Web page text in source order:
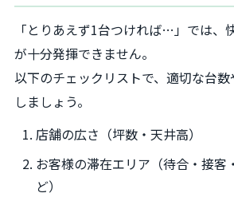
「とりあえず1台つければ…」では、
が十分発揮できません。
以下のチェックリストで、適切な台
しましょう。
店舗の広さ（坪数・天井高）
お客様の滞在エリア（待合・接客
ど）